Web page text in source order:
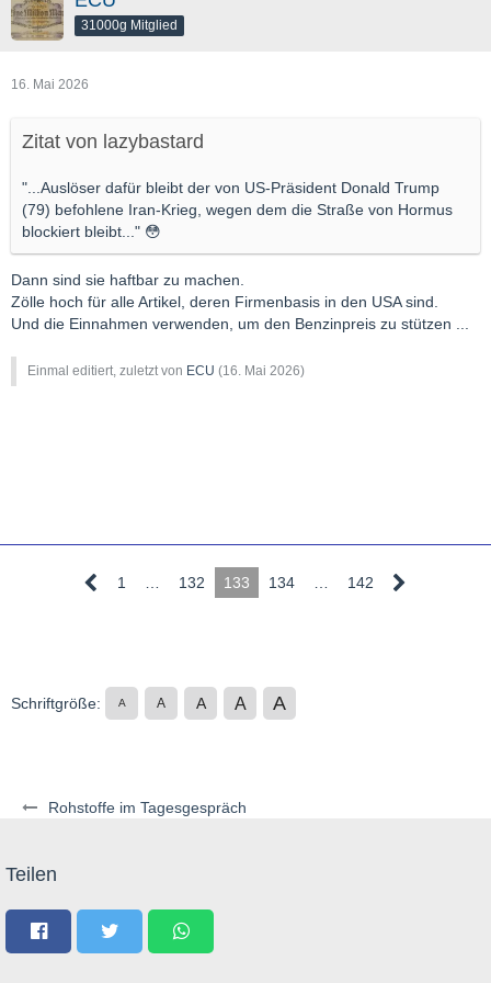
Rohstoffe im Tagesgespräch
31000g Mitglied
16. Mai 2026
Zitat von lazybastard
"...Auslöser dafür bleibt der von US-Präsident Donald Trump
(79) befohlene Iran-Krieg, wegen dem die Straße von Hormus
blockiert bleibt..." 😳
Dann sind sie haftbar zu machen.
Zölle hoch für alle Artikel, deren Firmenbasis in den USA sind.
Und die Einnahmen verwenden, um den Benzinpreis zu stützen ...
Einmal editiert, zuletzt von ECU (16. Mai 2026)
1 132 133 134 142
Schriftgröße: A A A A A
Teilen